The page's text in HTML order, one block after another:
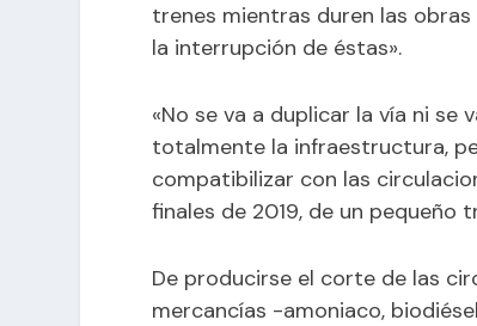
trenes mientras duren las
la interrupción de éstas».
«No se va a duplicar la vía ni se
totalmente la infraestructura,
compatibilizar con las
finales de 2019, de un pequeño
De producirse el corte de las
mercancías -amoniaco,